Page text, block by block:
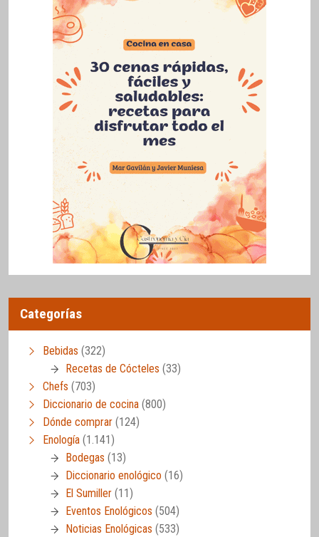
Categorías
Bebidas (322)
Recetas de Cócteles (33)
Chefs (703)
Diccionario de cocina (800)
Dónde comprar (124)
Enología (1.141)
Bodegas (13)
Diccionario enológico (16)
El Sumiller (11)
Eventos Enológicos (504)
Noticias Enológicas (533)